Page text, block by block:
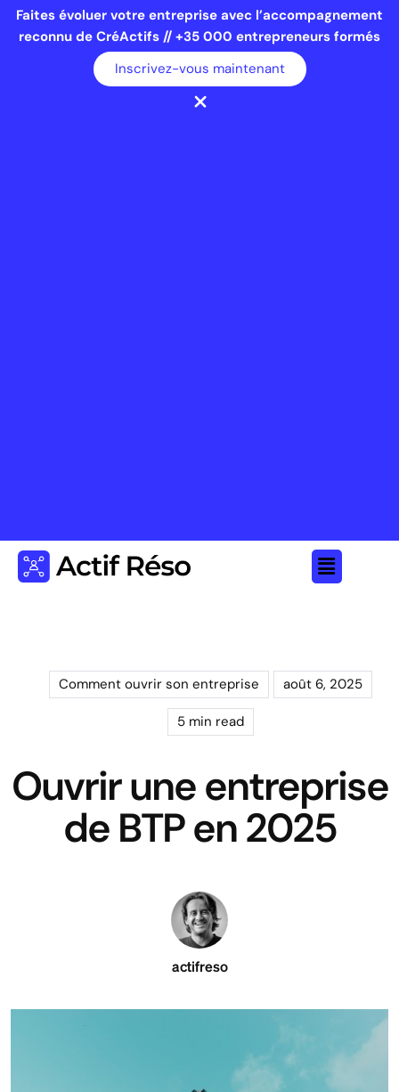
Faites évoluer votre entreprise avec l’accompagnement
reconnu de CréActifs // +35 000 entrepreneurs formés
Inscrivez-vous maintenant
Comment ouvrir son entreprise août 6, 2025
5 min read
Ouvrir une entreprise
de BTP en 2025
actifreso